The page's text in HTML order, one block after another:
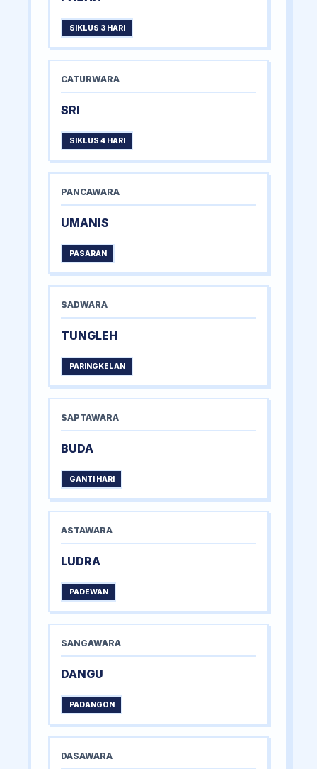
SIKLUS 3 HARI
CATURWARA
SRI
SIKLUS 4 HARI
PANCAWARA
UMANIS
PASARAN
SADWARA
TUNGLEH
PARINGKELAN
SAPTAWARA
BUDA
GANTI HARI
ASTAWARA
LUDRA
PADEWAN
SANGAWARA
DANGU
PADANGON
DASAWARA